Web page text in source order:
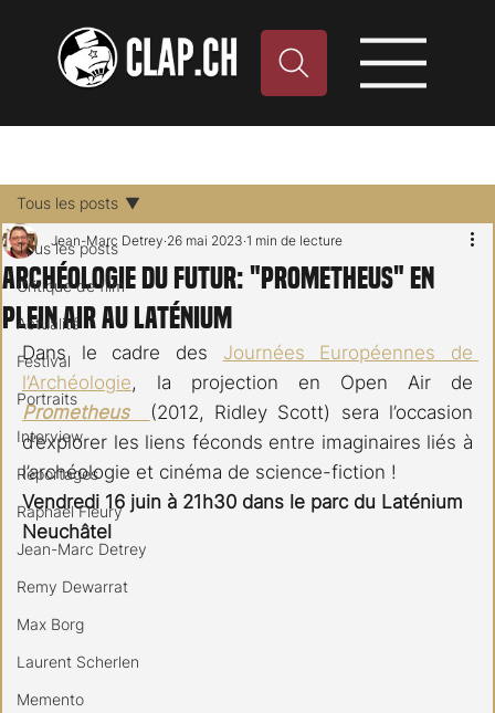
Tous les posts
Critique de film
Actualité
Festival
Portraits
Interview
Reportages
Raphael Fleury
Jean-Marc Detrey
Remy Dewarrat
Max Borg
Laurent Scherlen
Memento
Tous les posts
Archéologie du futur: "Prometheus" en
plein air au Laténium
Jean-Marc Detrey 26 mai 2023 1 min de lecture
Dans le cadre des Journées Européennes de
l’Archéologie, la projection en Open Air de
Prometheus
(2012, Ridley Scott) sera l’occasion
d’explorer les liens féconds entre imaginaires liés à
l’archéologie et cinéma de science-fiction !
Vendredi 16 juin à 21h30 dans le parc du Laténium
Neuchâtel